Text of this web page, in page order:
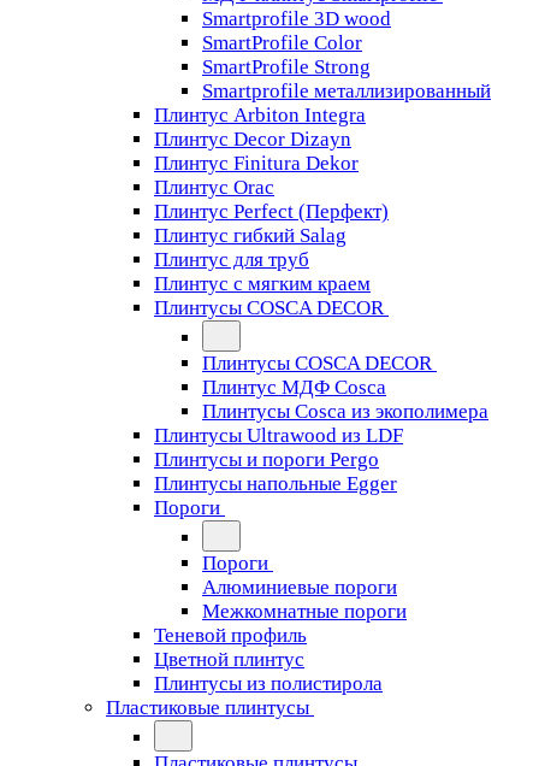
Smartprofile 3D wood
SmartProfile Color
SmartProfile Strong
Smartprofile металлизированный
Плинтус Arbiton Integra
Плинтус Decor Dizayn
Плинтус Finitura Dekor
Плинтус Orac
Плинтус Perfect (Перфект)
Плинтус гибкий Salag
Плинтус для труб
Плинтус с мягким краем
Плинтусы COSCA DECOR
Плинтусы COSCA DECOR
Плинтус МДФ Cosca
Плинтусы Cosca из экополимера
Плинтусы Ultrawood из LDF
Плинтусы и пороги Pergo
Плинтусы напольные Egger
Пороги
Пороги
Алюминиевые пороги
Межкомнатные пороги
Теневой профиль
Цветной плинтус
Плинтусы из полистирола
Пластиковые плинтусы